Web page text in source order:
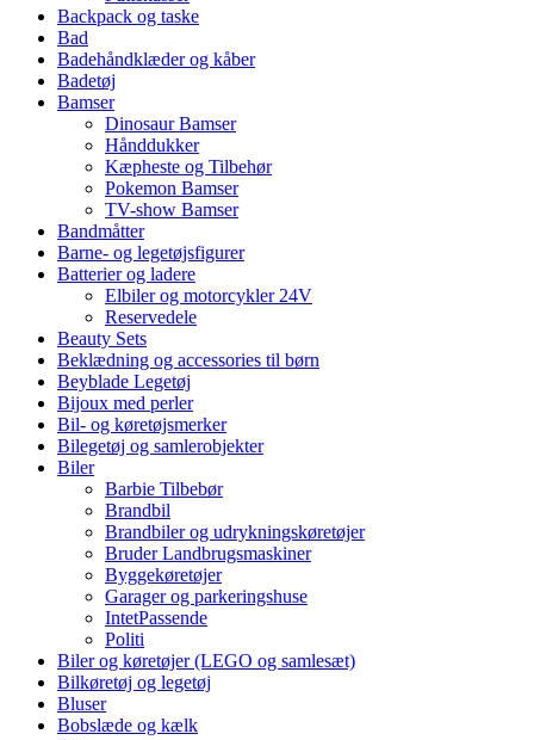
Backpack og taske
Bad
Badehåndklæder og kåber
Badetøj
Bamser
Dinosaur Bamser
Hånddukker
Kæpheste og Tilbehør
Pokemon Bamser
TV-show Bamser
Bandmåtter
Barne- og legetøjsfigurer
Batterier og ladere
Elbiler og motorcykler 24V
Reservedele
Beauty Sets
Beklædning og accessories til børn
Beyblade Legetøj
Bijoux med perler
Bil- og køretøjsmerker
Bilegetøj og samlerobjekter
Biler
Barbie Tilbebør
Brandbil
Brandbiler og udrykningskøretøjer
Bruder Landbrugsmaskiner
Byggekøretøjer
Garager og parkeringshuse
IntetPassende
Politi
Biler og køretøjer (LEGO og samlesæt)
Bilkøretøj og legetøj
Bluser
Bobslæde og kælk